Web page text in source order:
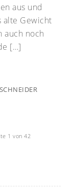
aus und
alte Gewicht
auch noch
[…]
1 von 42